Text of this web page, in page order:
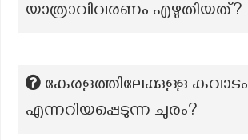
യാത്രാവിവരണം എഴുതിയത്?
കേരളത്തിലേക്കുള്ള കവാടം
എന്നറിയപ്പെടുന്ന ചുരം?